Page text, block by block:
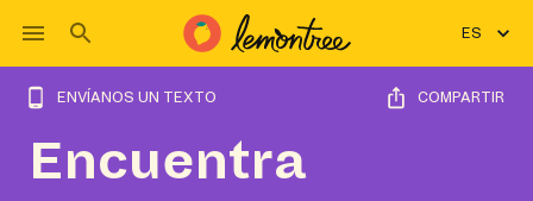
ES
ENVÍANOS UN TEXTO COMPARTIR
Encuentra